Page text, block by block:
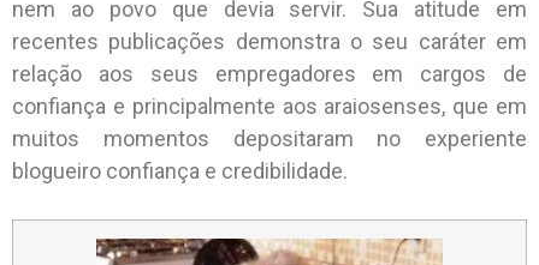
nem ao povo que devia servir. Sua atitude em
recentes publicações demonstra o seu caráter em
relação aos seus empregadores em cargos de
confiança e principalmente aos araiosenses, que em
muitos momentos depositaram no experiente
blogueiro confiança e credibilidade.